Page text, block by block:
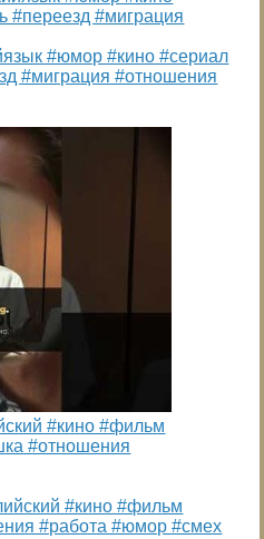
#юмор #кино #сериал
#миграция #отношения
#кино #фильм
#отношения